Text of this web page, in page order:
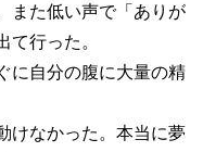
また低い声で「ありが
て行った。
に自分の腹に大量の精
けなかった。本当に夢